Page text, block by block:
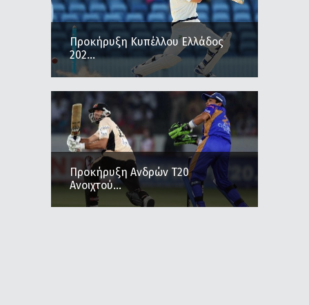
Προκήρυξη Κυπέλλου Ελλάδος
202...
Προκήρυξη Ανδρών Τ20
Ανοιχτού...